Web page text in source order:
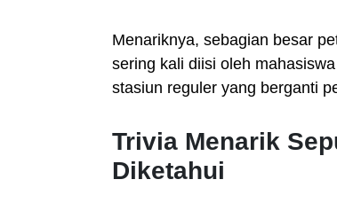
Menariknya, sebagian besar
sering kali diisi oleh
stasiun reguler yang berganti
Trivia Menarik
Diketahui